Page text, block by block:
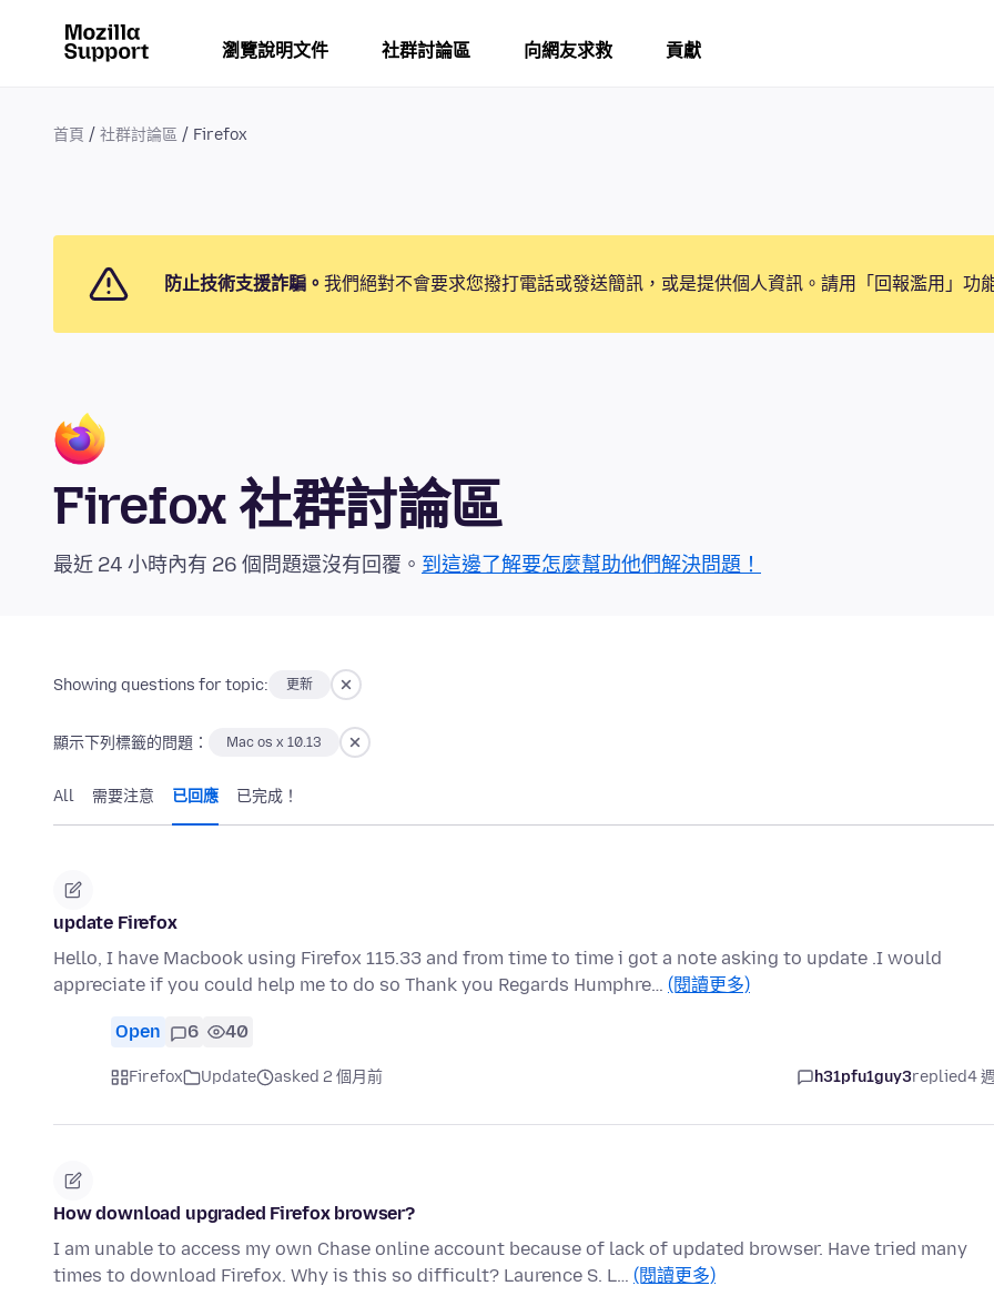
瀏覽說明文件 社群討論區 向網友求救 貢獻
首頁 社群討論區 Firefox
防止技術支援詐騙。 我們絕對不會要求您撥打電話或發送簡訊，或是提供個人資訊。請用「回報濫用」功
Firefox 社群討論區
最近 24 小時內有 26 個問題還沒有回覆。 到這邊了解要怎麼幫助他們解決問題！
Showing questions for topic: 更新
顯示下列標籤的問題： Mac os x 10.13
All 需要注意 已回應 已完成！
update Firefox
Hello, I have Macbook using Firefox 115.33 and from time to time i got a note asking to update .I would
appreciate if you could help me to do so Thank you Regards Humphre… (閱讀更多)
Open 6 40
Firefox Update asked 2 個月前 h31pfu1guy3replied4
How download upgraded Firefox browser?
I am unable to access my own Chase online account because of lack of updated browser. Have tried many
times to download Firefox. Why is this so difficult? Laurence S. L… (閱讀更多)